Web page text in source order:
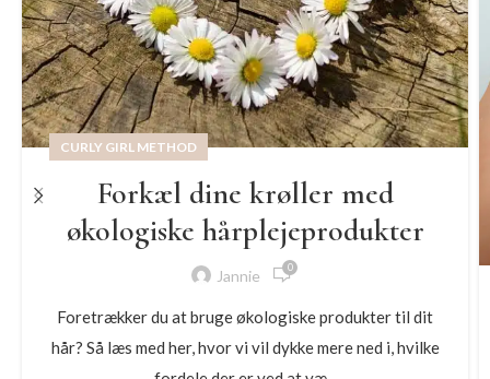
CURLY GIRL METHOD
Forkæl dine krøller med
økologiske hårplejeprodukter
Jannie 0
Foretrækker du at bruge økologiske produkter til dit
hår? Så læs med her, hvor vi vil dykke mere ned i, hvilke